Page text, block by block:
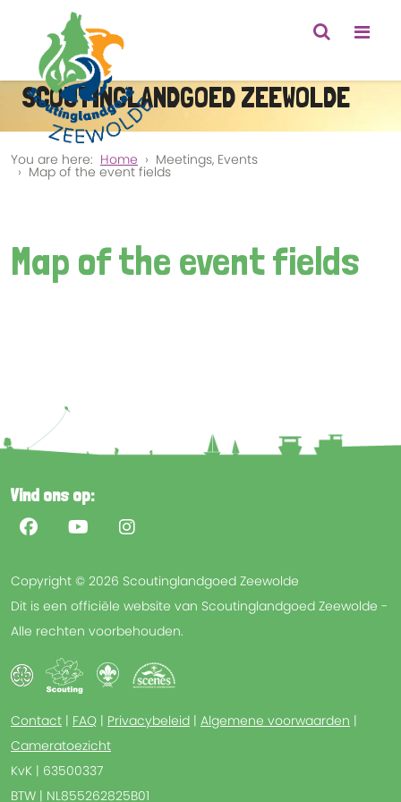
SCOUTINGLANDGOED ZEEWOLDE
You are here: Home Meetings, Events
Map of the event fields
Map of the event fields
Vind ons op:
Copyright © 2026 Scoutinglandgoed Zeewolde
Dit is een officiële website van Scoutinglandgoed Zeewolde -
Alle rechten voorbehouden.
Contact | FAQ | Privacybeleid | Algemene voorwaarden |
Cameratoezicht
KvK | 63500337
BTW | NL855262825B01